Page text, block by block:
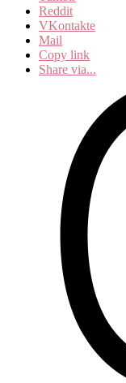
Reddit
VKontakte
Mail
Copy link
Share via...